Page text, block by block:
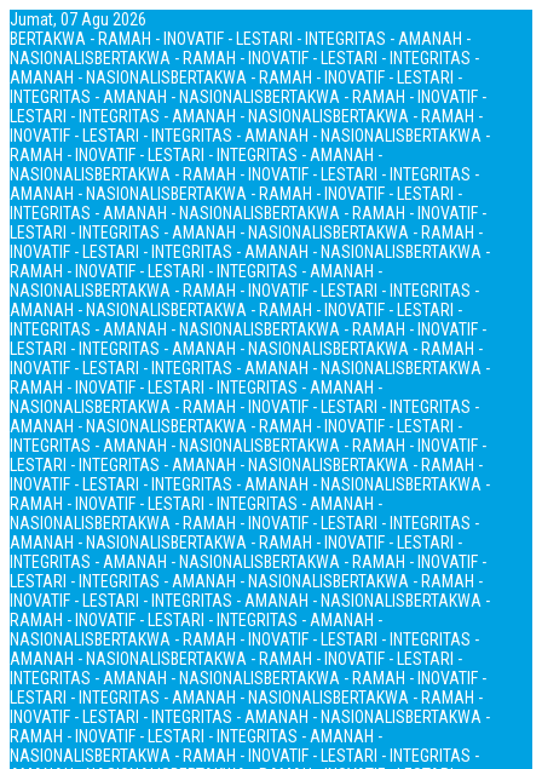
Jumat, 07 Agu 2026
BERTAKWA - RAMAH - INOVATIF - LESTARI - INTEGRITAS - AMANAH -
NASIONALISBERTAKWA - RAMAH - INOVATIF - LESTARI - INTEGRITAS -
AMANAH - NASIONALISBERTAKWA - RAMAH - INOVATIF - LESTARI -
INTEGRITAS - AMANAH - NASIONALISBERTAKWA - RAMAH - INOVATIF -
LESTARI - INTEGRITAS - AMANAH - NASIONALISBERTAKWA - RAMAH -
INOVATIF - LESTARI - INTEGRITAS - AMANAH - NASIONALISBERTAKWA -
RAMAH - INOVATIF - LESTARI - INTEGRITAS - AMANAH -
NASIONALISBERTAKWA - RAMAH - INOVATIF - LESTARI - INTEGRITAS -
AMANAH - NASIONALISBERTAKWA - RAMAH - INOVATIF - LESTARI -
INTEGRITAS - AMANAH - NASIONALISBERTAKWA - RAMAH - INOVATIF -
LESTARI - INTEGRITAS - AMANAH - NASIONALISBERTAKWA - RAMAH -
INOVATIF - LESTARI - INTEGRITAS - AMANAH - NASIONALISBERTAKWA -
RAMAH - INOVATIF - LESTARI - INTEGRITAS - AMANAH -
NASIONALISBERTAKWA - RAMAH - INOVATIF - LESTARI - INTEGRITAS -
AMANAH - NASIONALISBERTAKWA - RAMAH - INOVATIF - LESTARI -
INTEGRITAS - AMANAH - NASIONALISBERTAKWA - RAMAH - INOVATIF -
LESTARI - INTEGRITAS - AMANAH - NASIONALISBERTAKWA - RAMAH -
INOVATIF - LESTARI - INTEGRITAS - AMANAH - NASIONALISBERTAKWA -
RAMAH - INOVATIF - LESTARI - INTEGRITAS - AMANAH -
NASIONALISBERTAKWA - RAMAH - INOVATIF - LESTARI - INTEGRITAS -
AMANAH - NASIONALISBERTAKWA - RAMAH - INOVATIF - LESTARI -
INTEGRITAS - AMANAH - NASIONALISBERTAKWA - RAMAH - INOVATIF -
LESTARI - INTEGRITAS - AMANAH - NASIONALISBERTAKWA - RAMAH -
INOVATIF - LESTARI - INTEGRITAS - AMANAH - NASIONALISBERTAKWA -
RAMAH - INOVATIF - LESTARI - INTEGRITAS - AMANAH -
NASIONALISBERTAKWA - RAMAH - INOVATIF - LESTARI - INTEGRITAS -
AMANAH - NASIONALISBERTAKWA - RAMAH - INOVATIF - LESTARI -
INTEGRITAS - AMANAH - NASIONALISBERTAKWA - RAMAH - INOVATIF -
LESTARI - INTEGRITAS - AMANAH - NASIONALISBERTAKWA - RAMAH -
INOVATIF - LESTARI - INTEGRITAS - AMANAH - NASIONALISBERTAKWA -
RAMAH - INOVATIF - LESTARI - INTEGRITAS - AMANAH -
NASIONALISBERTAKWA - RAMAH - INOVATIF - LESTARI - INTEGRITAS -
AMANAH - NASIONALISBERTAKWA - RAMAH - INOVATIF - LESTARI -
INTEGRITAS - AMANAH - NASIONALISBERTAKWA - RAMAH - INOVATIF -
LESTARI - INTEGRITAS - AMANAH - NASIONALISBERTAKWA - RAMAH -
INOVATIF - LESTARI - INTEGRITAS - AMANAH - NASIONALISBERTAKWA -
RAMAH - INOVATIF - LESTARI - INTEGRITAS - AMANAH -
NASIONALISBERTAKWA - RAMAH - INOVATIF - LESTARI - INTEGRITAS -